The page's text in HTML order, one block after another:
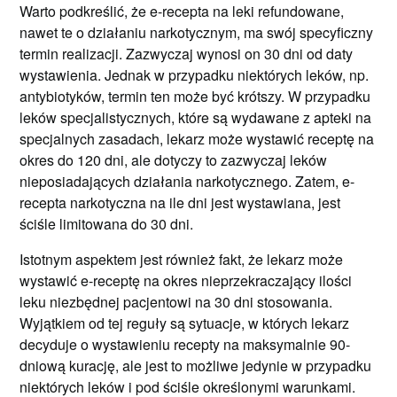
Warto podkreślić, że e-recepta na leki refundowane,
nawet te o działaniu narkotycznym, ma swój specyficzny
termin realizacji. Zazwyczaj wynosi on 30 dni od daty
wystawienia. Jednak w przypadku niektórych leków, np.
antybiotyków, termin ten może być krótszy. W przypadku
leków specjalistycznych, które są wydawane z apteki na
specjalnych zasadach, lekarz może wystawić receptę na
okres do 120 dni, ale dotyczy to zazwyczaj leków
nieposiadających działania narkotycznego. Zatem, e-
recepta narkotyczna na ile dni jest wystawiana, jest
ściśle limitowana do 30 dni.
Istotnym aspektem jest również fakt, że lekarz może
wystawić e-receptę na okres nieprzekraczający ilości
leku niezbędnej pacjentowi na 30 dni stosowania.
Wyjątkiem od tej reguły są sytuacje, w których lekarz
decyduje o wystawieniu recepty na maksymalnie 90-
dniową kurację, ale jest to możliwe jedynie w przypadku
niektórych leków i pod ściśle określonymi warunkami.